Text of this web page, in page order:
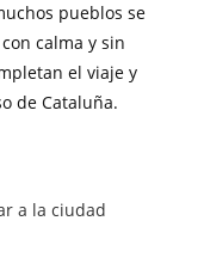
pueblos se
calma y sin
el viaje y
de Cataluña.